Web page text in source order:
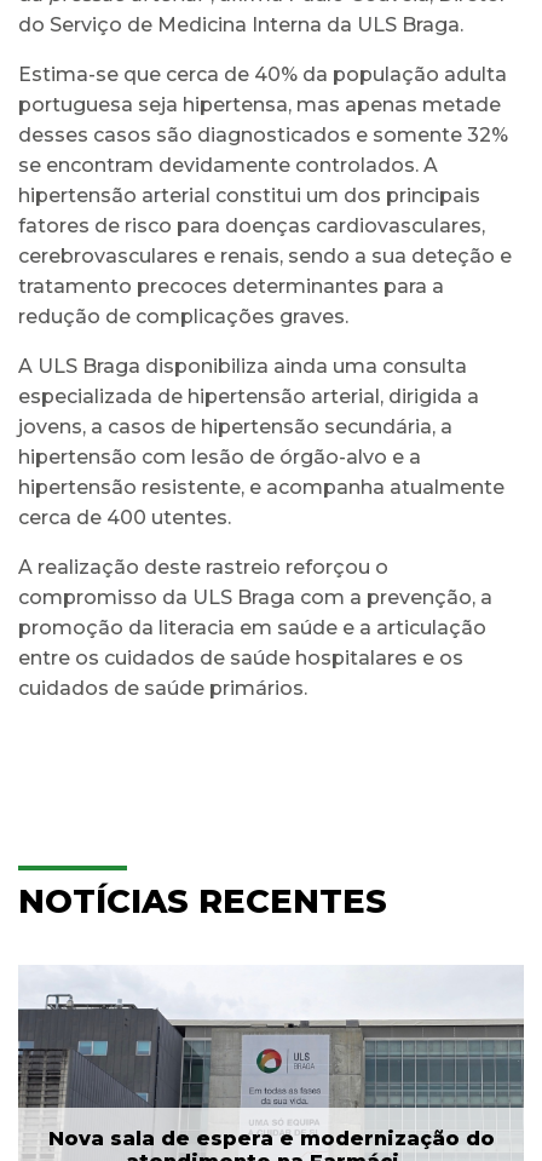
do Serviço de Medicina Interna da ULS Braga.
Estima-se que cerca de 40% da população adulta
portuguesa seja hipertensa, mas apenas metade
desses casos são diagnosticados e somente 32%
se encontram devidamente controlados. A
hipertensão arterial constitui um dos principais
fatores de risco para doenças cardiovasculares,
cerebrovasculares e renais, sendo a sua deteção e
tratamento precoces determinantes para a
redução de complicações graves.
A ULS Braga disponibiliza ainda uma consulta
especializada de hipertensão arterial, dirigida a
jovens, a casos de hipertensão secundária, a
hipertensão com lesão de órgão-alvo e a
hipertensão resistente, e acompanha atualmente
cerca de 400 utentes.
A realização deste rastreio reforçou o
compromisso da ULS Braga com a prevenção, a
promoção da literacia em saúde e a articulação
entre os cuidados de saúde hospitalares e os
cuidados de saúde primários.
NOTÍCIAS RECENTES
Nova sala de espera e modernização do